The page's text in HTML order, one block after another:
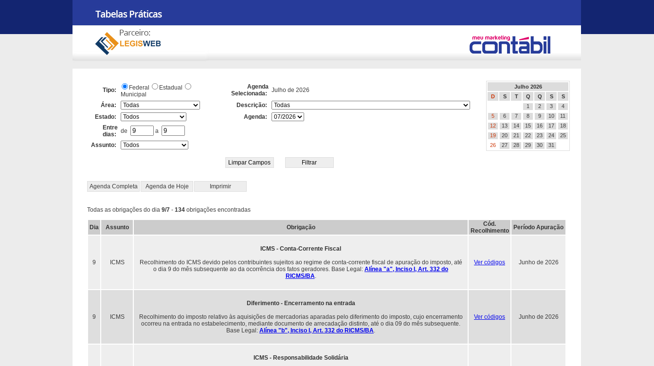
Julho 2026
D
S T Q Q S
S
1
2 3
4
5
6 7 8 9 10
11
12
13 14 15 16 17
18
19
20 21 22 23 24
25
26
27 28 29 30 31
Tipo: Federal
Estadual
Municipal
Agenda
Selecionada:
Julho de 2026
Área:
Descrição:
Estado:
Agenda:
Entre
dias:
de a
Assunto:
Agenda Completa Agenda de Hoje Imprimir
Todas as obrigações do dia 9/7 - 134 obrigações encontradas
Dia Assunto Obrigação
Cód.
Recolhimento
Período Apuração
9 ICMS
ICMS - Conta-Corrente Fiscal
Recolhimento do ICMS devido pelos contribuintes sujeitos ao regime de conta-corrente fiscal de apuração do imposto, até
o dia 9 do mês subsequente ao da ocorrência dos fatos geradores. Base Legal: Alínea "a", Inciso I, Art. 332 do
RICMS/BA.
Ver códigos Junho de 2026
9 ICMS
Diferimento - Encerramento na entrada
Recolhimento do imposto relativo às aquisições de mercadorias aparadas pelo diferimento do imposto, cujo encerramento
ocorreu na entrada no estabelecimento, mediante documento de arrecadação distinto, até o dia 09 do mês subsequente.
Base Legal: Alínea "b", Inciso I, Art. 332 do RICMS/BA.
Ver códigos Junho de 2026
ICMS - Responsabilidade Solidária